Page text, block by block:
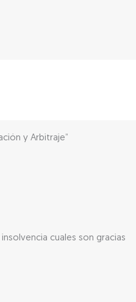
y Arbitraje”
cuales son gracias